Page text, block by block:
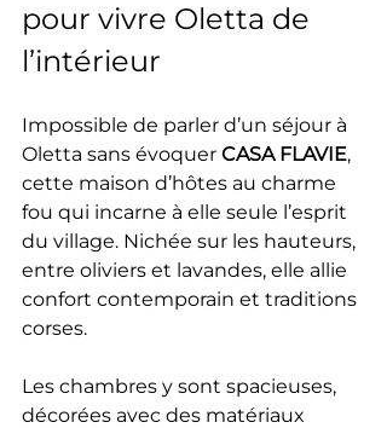
pour vivre Oletta de
l’intérieur
Impossible de parler d’un séjour à
Oletta sans évoquer CASA FLAVIE,
cette maison d’hôtes au charme
fou qui incarne à elle seule l’esprit
du village. Nichée sur les hauteurs,
entre oliviers et lavandes, elle allie
confort contemporain et traditions
corses.
Les chambres y sont spacieuses,
décorées avec des matériaux